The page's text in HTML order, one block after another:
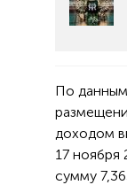
По
доходом
17 ноября
сумму